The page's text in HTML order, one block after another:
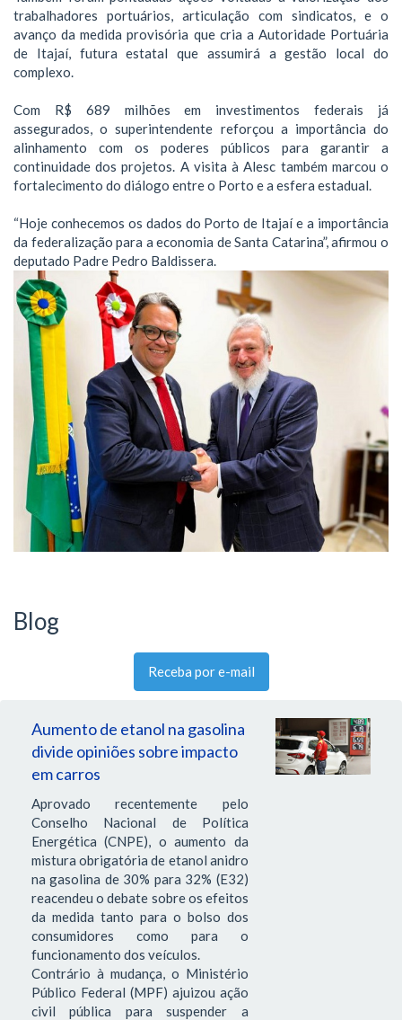
trabalhadores portuários, articulação com sindicatos, e o
avanço da medida provisória que cria a Autoridade Portuária
de Itajaí, futura estatal que assumirá a gestão local do
complexo.
Com R$ 689 milhões em investimentos federais já
assegurados, o superintendente reforçou a importância do
alinhamento com os poderes públicos para garantir a
continuidade dos projetos. A visita à Alesc também marcou o
fortalecimento do diálogo entre o Porto e a esfera estadual.
“Hoje conhecemos os dados do Porto de Itajaí e a importância
da federalização para a economia de Santa Catarina”, afirmou o
deputado Padre Pedro Baldissera.
Blog
Receba por e-mail
Aumento de etanol na gasolina
divide opiniões sobre impacto
em carros
Aprovado recentemente pelo
Conselho Nacional de Política
Energética (CNPE), o aumento da
mistura obrigatória de etanol anidro
na gasolina de 30% para 32% (E32)
reacendeu o debate sobre os efeitos
da medida tanto para o bolso dos
consumidores como para o
funcionamento dos veículos.
Contrário à mudança, o Ministério
Público Federal (MPF) ajuizou ação
civil pública para suspender a